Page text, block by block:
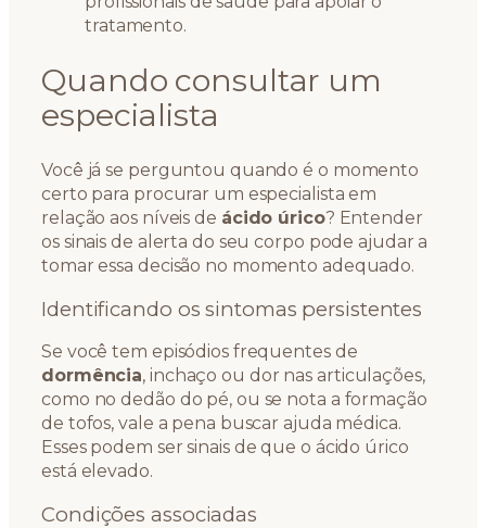
tratamento.
Quando consultar um
especialista
Você já se perguntou quando é o momento
certo para procurar um especialista em
relação aos níveis de ácido úrico? Entender
os sinais de alerta do seu corpo pode ajudar a
tomar essa decisão no momento adequado.
Identificando os sintomas persistentes
Se você tem episódios frequentes de
dormência, inchaço ou dor nas articulações,
como no dedão do pé, ou se nota a formação
de tofos, vale a pena buscar ajuda médica.
Esses podem ser sinais de que o ácido úrico
está elevado.
Condições associadas